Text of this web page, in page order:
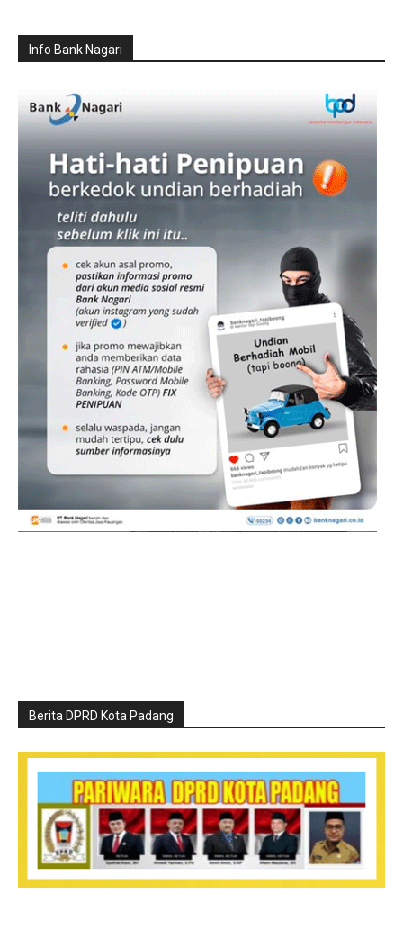
Info Bank Nagari
Berita DPRD Kota Padang